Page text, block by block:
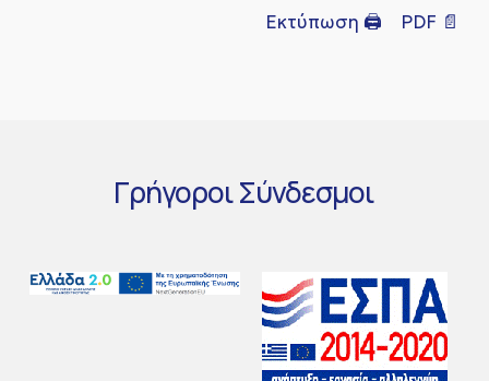
Εκτύπωση 🖨 PDF 📄
ΓρήγοροιΣύνδεσμοι